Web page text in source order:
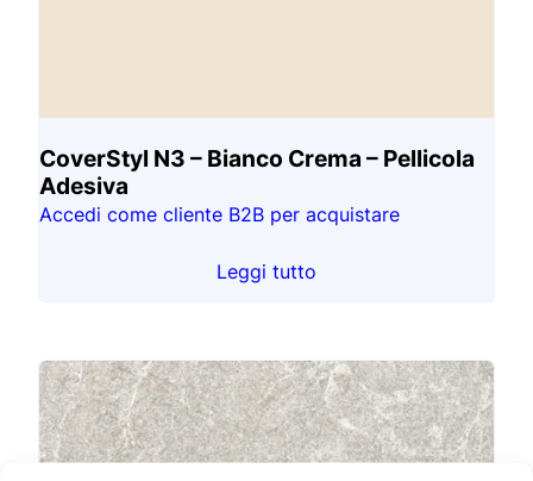
CoverStyl N3 – Bianco Crema – Pellicola
Adesiva
Accedi come cliente B2B per acquistare
Leggi tutto